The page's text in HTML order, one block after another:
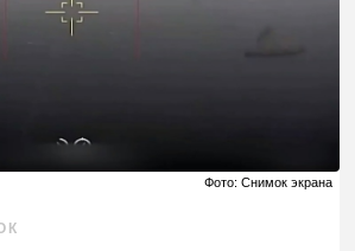
Фото: Снимок экрана